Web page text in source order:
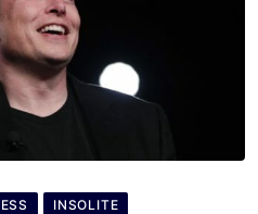
INSOLITE